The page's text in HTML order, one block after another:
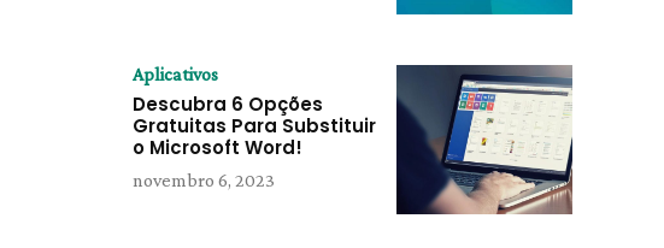
Aplicativos
Descubra 6 Opções
Gratuitas Para Substituir
o Microsoft Word!
novembro 6, 2023